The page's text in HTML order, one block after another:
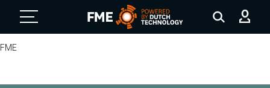
FME Logo, to the homepage
FME